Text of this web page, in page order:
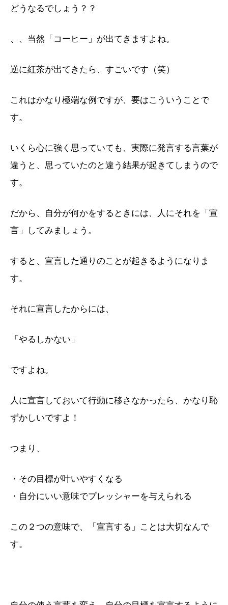
どうなるでしょう？？
、、当然「コーヒー」が出てきますよね。
逆に紅茶が出てきたら、すごいです（笑）
これはかなり極端な例ですが、要はこういうことで
す。
いくら心に強く思っていても、実際に発言する言葉が
違うと、思っていたのと違う結果が起きてしまうので
す。
だから、自分が何かをするときには、人にそれを「宣
言」してみましょう。
すると、宣言した通りのことが起きるようになりま
す。
それに宣言したからには、
「やるしかない」
ですよね。
人に宣言しておいて行動に移さなかったら、かなり恥
ずかしいですよ！
つまり、
・その目標が叶いやすくなる
・自分にいい意味でプレッシャーを与えられる
この２つの意味で、「宣言する」ことは大切なんで
す。